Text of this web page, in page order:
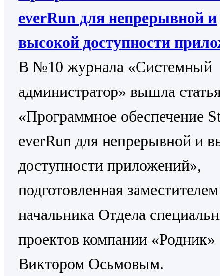
everRun для непрерывной и
высокой доступности
В №10 журнала «Системный
администратор» вышла
«Программное обеспечение
everRun для непрерывной и
доступности приложений»,
подготовленная заместителем
начальника Отдела
проектов компании «Родник»
Виктором Осьмовым.